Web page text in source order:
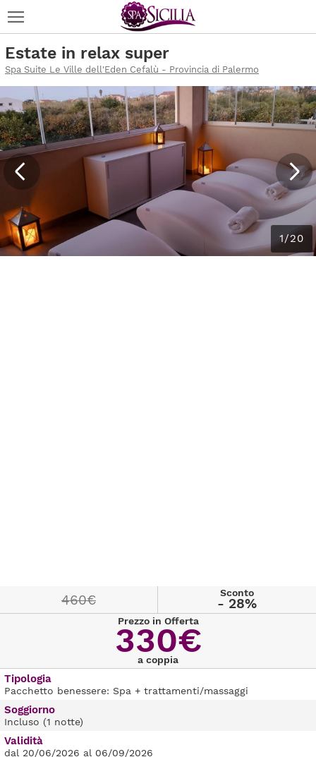
Estate in relax super
Spa Suite Le Ville dell'Eden Cefalù - Provincia di Palermo
1/20
460€ Sconto
- 28%
Prezzo in Offerta
330€
a coppia
Tipologia
Pacchetto benessere: Spa + trattamenti/massaggi
Soggiorno
Incluso (1 notte)
Validità
dal 20/06/2026 al 06/09/2026